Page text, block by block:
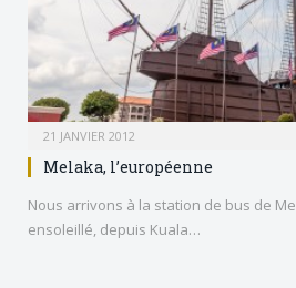
21 JANVIER 2012
Melaka, l’européenne
Nous arrivons à la station de bus de
ensoleillé, depuis Kuala…